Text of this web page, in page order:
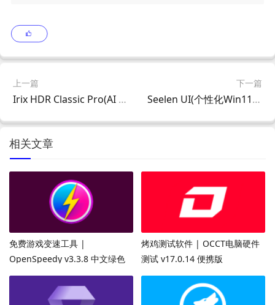
上一篇
Irix HDR Classic Pro(AI 照片编辑器) v2.3.57 中文直装版
下一篇
Seelen UI(个性化Win11/Win10桌面美化工具) v2.5.4 最新版
相关文章
免费游戏变速工具 |
OpenSpeedy v3.3.8 中文绿色
版
烤鸡测试软件 | OCCT电脑硬件
测试 v17.0.14 便携版